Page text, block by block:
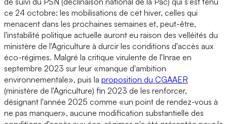
ce 24 octobre: les mobilisations de cet hiver, celles qui
menacent dans les prochaines semaines et, peut-être,
l'instabilité politique actuelle auront eu raison des velléités du
ministère de l'Agriculture à durcir les conditions d'accès aux
éco-régimes. Malgré la critique virulente de l'Inrae en
septembre 2023 sur leur «manque d'ambition
environnementale», puis la proposition du CGAAER
(ministère de l'Agriculture) fin 2023 de les renforcer,
désignant l'année 2025 comme «un point de rendez-vous à
ne pas manquer», aucune modification substantielle des